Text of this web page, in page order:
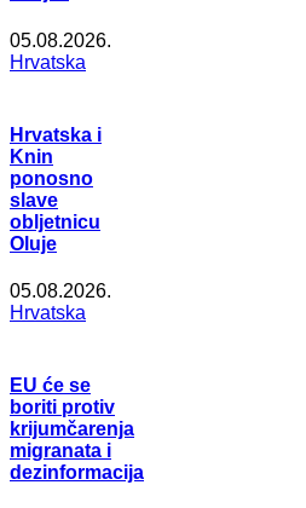
05.08.2026.
Hrvatska
Hrvatska i
Knin
ponosno
slave
obljetnicu
Oluje
05.08.2026.
Hrvatska
EU će se
boriti protiv
krijumčarenja
migranata i
dezinformacija